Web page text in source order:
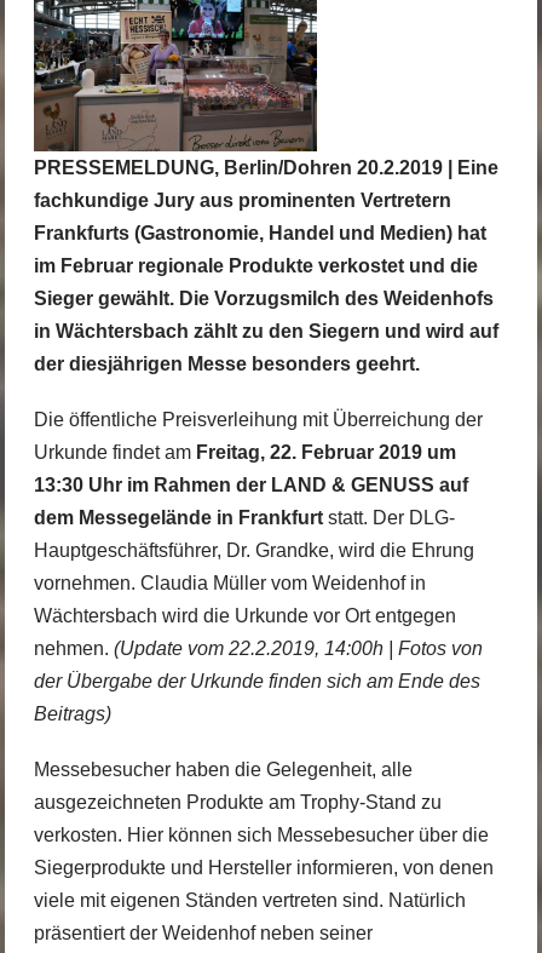
PRESSEMELDUNG, Berlin/Dohren 20.2.2019 | Eine
fachkundige Jury aus prominenten Vertretern
Frankfurts (Gastronomie, Handel und Medien) hat
im Februar regionale Produkte verkostet und die
Sieger gewählt. Die Vorzugsmilch des Weidenhofs
in Wächtersbach zählt zu den Siegern und wird auf
der diesjährigen Messe besonders geehrt.
Die öffentliche Preisverleihung mit Überreichung der
Urkunde findet am Freitag, 22. Februar 2019 um
13:30 Uhr im Rahmen der LAND & GENUSS auf
dem Messegelände in Frankfurtstatt. Der DLG-
Hauptgeschäftsführer, Dr. Grandke, wird die Ehrung
vornehmen. Claudia Müller vom Weidenhof in
Wächtersbach wird die Urkunde vor Ort entgegen
nehmen. (Update vom 22.2.2019, 14:00h | Fotos von
der Übergabe der Urkunde finden sich am Ende des
Beitrags)
Messebesucher haben die Gelegenheit, alle
ausgezeichneten Produkte am Trophy-Stand zu
verkosten. Hier können sich Messebesucher über die
Siegerprodukte und Hersteller informieren, von denen
viele mit eigenen Ständen vertreten sind. Natürlich
präsentiert der Weidenhof neben seiner